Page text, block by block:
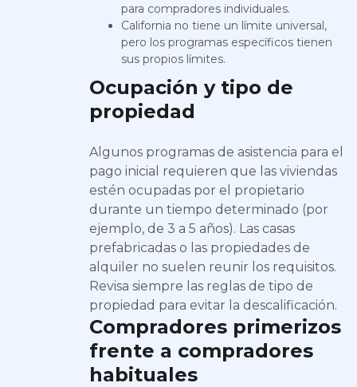
para compradores individuales.
California no tiene un límite universal,
pero los programas específicos tienen
sus propios límites.
Ocupación y tipo de
propiedad
Algunos programas de asistencia para el
pago inicial requieren que las viviendas
estén ocupadas por el propietario
durante un tiempo determinado (por
ejemplo, de 3 a 5 años). Las casas
prefabricadas o las propiedades de
alquiler no suelen reunir los requisitos.
Revisa siempre las reglas de tipo de
propiedad para evitar la descalificación.
Compradores primerizos
frente a compradores
habituales